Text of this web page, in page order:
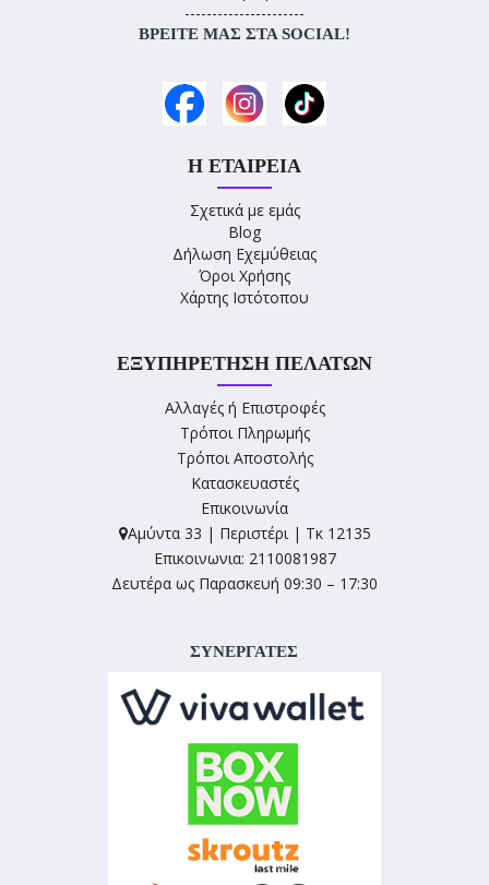
----------------------
ΒΡΕΊΤΕ ΜΑΣ ΣΤΑ SOCIAL!
Η ΕΤΑΙΡΕΊΑ
Σχετικά με εμάς
Blog
Δήλωση Εχεμύθειας
Όροι Χρήσης
Χάρτης Ιστότοπου
ΕΞΥΠΗΡΈΤΗΣΗ ΠΕΛΑΤΏΝ
Αλλαγές ή Επιστροφές
Τρόποι Πληρωμής
Τρόποι Αποστολής
Κατασκευαστές
Επικοινωνία
Αμύντα 33 | Περιστέρι | Τκ 12135
Επικοινωνια: 2110081987
Δευτέρα ως Παρασκευή 09:30 – 17:30
ΣΥΝΕΡΓΑΤΕΣ